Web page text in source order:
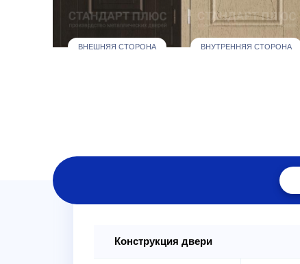
ВНЕШНЯЯ СТОРОНА ВНУТРЕННЯЯ СТОРОНА
Конструкция двери